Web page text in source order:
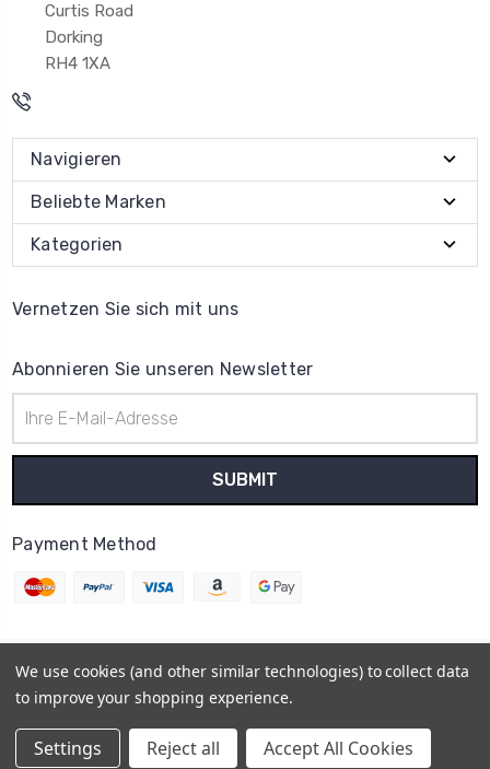
Curtis Road
Dorking
RH4 1XA
Navigieren
Beliebte Marken
Kategorien
Vernetzen Sie sich mit uns
Abonnieren Sie unseren Newsletter
Mail-
Adresse
Payment Method
© 2026 Uhrenteile Lager
Powered byBigCommerce
BigCommerce Theme by1Center
We use cookies (and other similar technologies) to collect data
to improve your shopping experience.
Settings Reject all Accept All Cookies